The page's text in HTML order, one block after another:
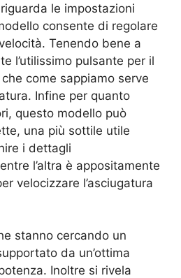
le impostazioni
consente di regolare
Tenendo bene a
l’utilissimo pulsante per il
come sappiamo serve
Infine per quanto
questo modello può
una più sottile utile
i dettagli
l’altra è appositamente
velocizzare l’asciugatura
stanno cercando un
da un’ottima
Inoltre si rivela